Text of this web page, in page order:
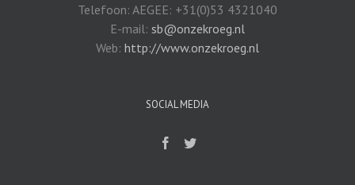
Telefoon: AEGEE: +31(0)53 4321040
E-mail: sb@onzekroeg.nl
Web: http://www.onzekroeg.nl
SOCIAL MEDIA